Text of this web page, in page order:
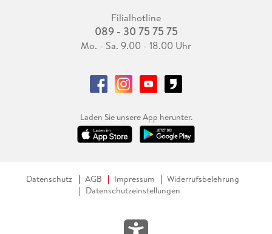
Filialhotline
089 - 30 75 75 75
Mo. - Sa. 9.00 - 18.00 Uhr
Laden Sie unsere App herunter.
Datenschutz AGB Impressum
Widerrufsbelehrung
Datenschutzeinstellungen